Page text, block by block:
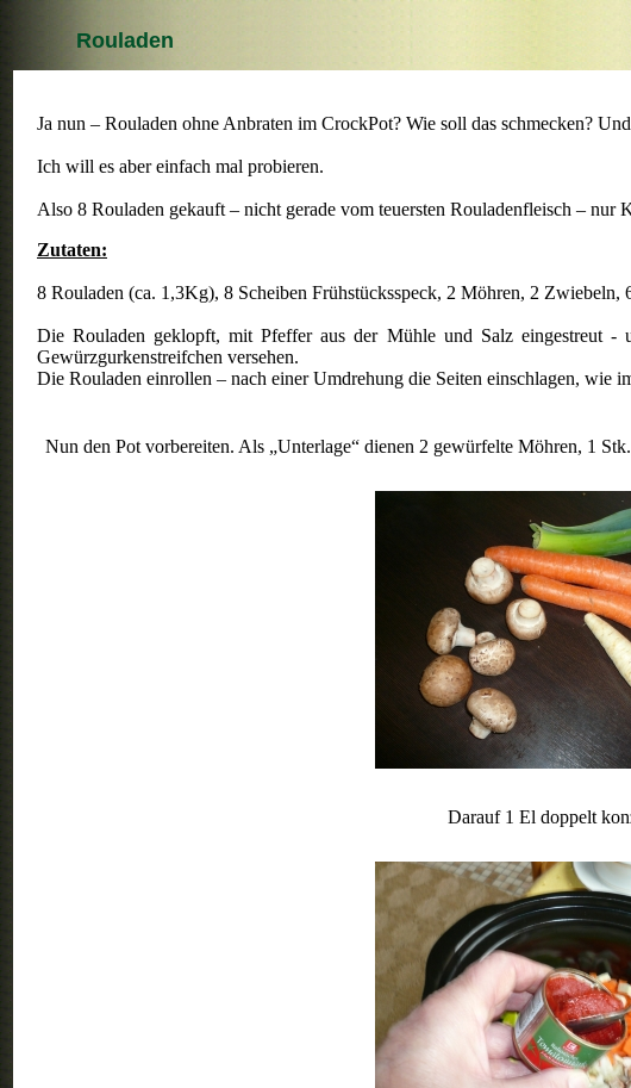
Rouladen
Ja nun – Rouladen ohne Anbraten im CrockPot? Wie soll das schmecken?
Ich will es aber einfach mal probieren.
Also 8 Rouladen gekauft – nicht gerade vom teuersten Rouladenfleisch – nur
Zutaten:
8 Rouladen (ca. 1,3Kg), 8 Scheiben Frühstücksspeck, 2 Möhren, 2
Die Rouladen geklopft, mit Pfeffer aus der Mühle und Salz eingestreut -
Gewürzgurkenstreifchen versehen.
Die Rouladen einrollen – nach einer Umdrehung die Seiten einschlagen, wie
Nun den Pot vorbereiten. Als „Unterlage“ dienen 2 gewürfelte Möhren, 1
Darauf 1 El doppelt